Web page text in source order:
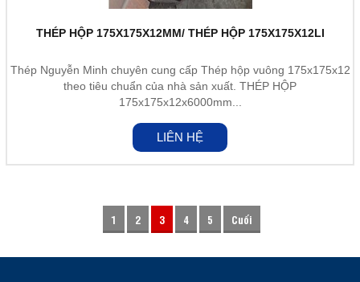
THÉP HỘP 175X175X12MM/ THÉP HỘP 175X175X12LI
Thép Nguyễn Minh chuyên cung cấp Thép hộp vuông 175x175x12
theo tiêu chuẩn của nhà sản xuất. THÉP HỘP
175x175x12x6000mm...
LIÊN HỆ
1 2 3 4 5 Cuối